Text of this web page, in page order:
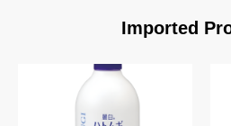
Imported